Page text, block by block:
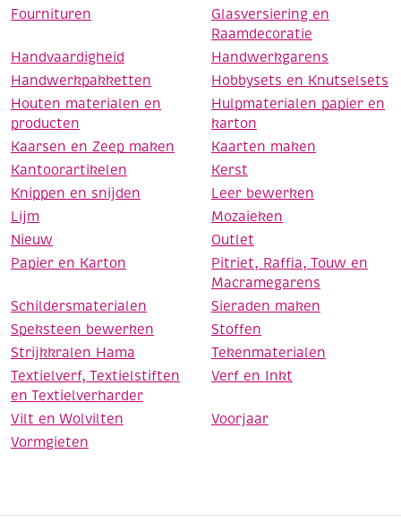
Fournituren
Glasversiering en
Raamdecoratie
Handvaardigheid
Handwerkgarens
Handwerkpakketten
Hobbysets en Knutselsets
Houten materialen en
producten
Hulpmaterialen papier en
karton
Kaarsen en Zeep maken
Kaarten maken
Kantoorartikelen
Kerst
Knippen en snijden
Leer bewerken
Lijm
Mozaieken
Nieuw
Outlet
Papier en Karton
Pitriet, Raffia, Touw en
Macramegarens
Schildersmaterialen
Sieraden maken
Speksteen bewerken
Stoffen
Strijkkralen Hama
Tekenmaterialen
Textielverf, Textielstiften
en Textielverharder
Verf en Inkt
Vilt en Wolvilten
Voorjaar
Vormgieten